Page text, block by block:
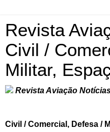
Revista
Civil /
Militar,
Revista Aviação
Civil / Comercial, Defesa /